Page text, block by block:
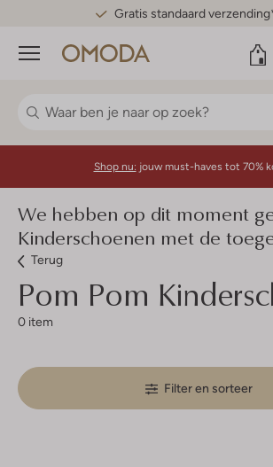
Gratis standaard
Menu
Shop nu: jouw must-haves tot 70%
We hebben op dit moment
Kinderschoenen met de
Terug
Pom Pom
0 item
Filter en sorteer